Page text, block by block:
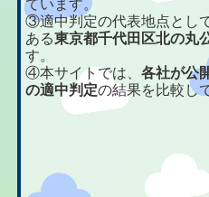
ています。
③適中判定の代表地点とし
ある東京都千代田区北の丸
す。
④本サイトでは、各社が公
の適中判定の結果を比較し